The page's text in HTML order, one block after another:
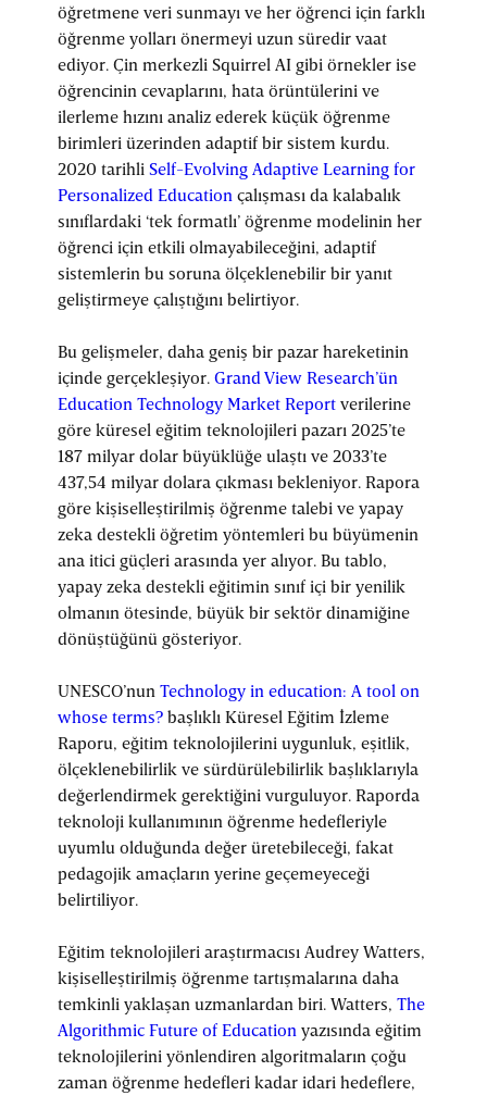
öğretmene veri sunmayı ve her öğrenci için farklı
öğrenme yolları önermeyi uzun süredir vaat
ediyor. Çin merkezli Squirrel AI gibi örnekler ise
öğrencinin cevaplarını, hata örüntülerini ve
ilerleme hızını analiz ederek küçük öğrenme
birimleri üzerinden adaptif bir sistem kurdu.
2020 tarihli Self-Evolving Adaptive Learning for
Personalized Education çalışması da kalabalık
sınıflardaki ‘tek formatlı’ öğrenme modelinin her
öğrenci için etkili olmayabileceğini, adaptif
sistemlerin bu soruna ölçeklenebilir bir yanıt
geliştirmeye çalıştığını belirtiyor.
Bu gelişmeler, daha geniş bir pazar hareketinin
içinde gerçekleşiyor. Grand View Research’ün
Education Technology Market Report verilerine
göre küresel eğitim teknolojileri pazarı 2025’te
187 milyar dolar büyüklüğe ulaştı ve 2033’te
437,54 milyar dolara çıkması bekleniyor. Rapora
göre kişiselleştirilmiş öğrenme talebi ve yapay
zeka destekli öğretim yöntemleri bu büyümenin
ana itici güçleri arasında yer alıyor. Bu tablo,
yapay zeka destekli eğitimin sınıf içi bir yenilik
olmanın ötesinde, büyük bir sektör dinamiğine
dönüştüğünü gösteriyor.
UNESCO’nun Technology in education: A tool on
whose terms? başlıklı Küresel Eğitim İzleme
Raporu, eğitim teknolojilerini uygunluk, eşitlik,
ölçeklenebilirlik ve sürdürülebilirlik başlıklarıyla
değerlendirmek gerektiğini vurguluyor. Raporda
teknoloji kullanımının öğrenme hedefleriyle
uyumlu olduğunda değer üretebileceği, fakat
pedagojik amaçların yerine geçemeyeceği
belirtiliyor.
Eğitim teknolojileri araştırmacısı Audrey Watters,
kişiselleştirilmiş öğrenme tartışmalarına daha
temkinli yaklaşan uzmanlardan biri. Watters, The
Algorithmic Future of Education yazısında eğitim
teknolojilerini yönlendiren algoritmaların çoğu
zaman öğrenme hedefleri kadar idari hedeflere,